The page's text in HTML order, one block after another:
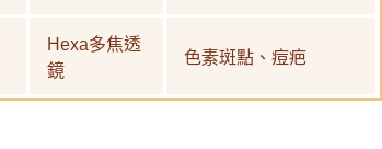
Hexa多焦透
鏡
色素斑點、痘疤